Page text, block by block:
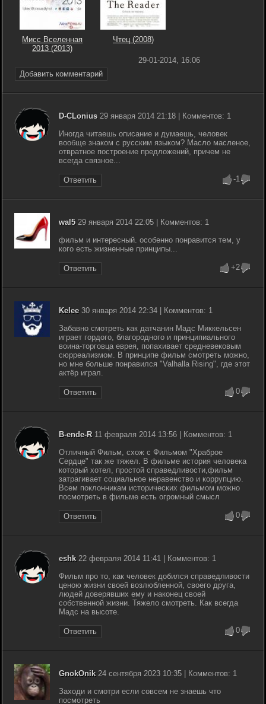
Мисс Вселенная
2013 (2013)
Чтец (2008)
Добавить комментарий
29-01-2014, 16:06
D-CLonius29 января 2014 21:18 | Комментов: 1
Иногда читаешь описание и думаешь, человек
вообще знаком с русским языком? Масло масленое,
отвратное построение предложений, причем не
всегда связное...
Ответить -1
wal529 января 2014 22:05 | Комментов: 1
фильм и интересный. особенно понравится тем, у
кого есть жизненные принципы...
Ответить +2
Kelee30 января 2014 22:34 | Комментов: 1
Забавно смотреть как датчанин Мадс Миккельсен
играет гордого, благородного и принципиального
воина-торговца еврея, попахивает средневековым
сюрреализмом. В принципе фильм смотреть можно,
но мне больше понравился "Valhalla Rising", где этот
актёр играл.
Ответить 0
B-ende-R11 февраля 2014 13:56 | Комментов: 1
Отличный Фильм, схож с Фильмом "Храброе
Сердце" так же тяжел. В фильме история человека
который хотел, простой справедливости,фильм
затрагивает социальное неравенство и коррупцию.
Всем поклонникам исторических фильмом можно
посмотреть в фильме есть огромный смысл
Ответить 0
eshk22 февраля 2014 11:41 | Комментов: 1
Фильм про то, как человек добился справедливости
ценою жизни своей возлюбленной, своего друга,
людей доверявших ему и наконец своей
собственной жизни. Тяжело смотреть. Как всегда
Мадс на высоте.
Ответить 0
GnokOnik24 сентября 2023 10:35 | Комментов: 1
Заходи и смотри если совсем не знаешь что
посмотреть